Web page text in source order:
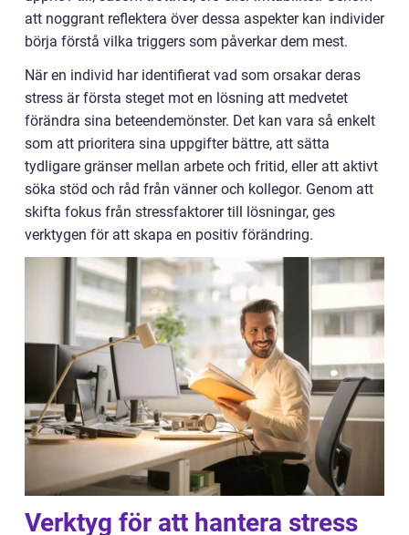
att noggrant reflektera över dessa aspekter kan individer
börja förstå vilka triggers som påverkar dem mest.
När en individ har identifierat vad som orsakar deras
stress är första steget mot en lösning att medvetet
förändra sina beteendemönster. Det kan vara så enkelt
som att prioritera sina uppgifter bättre, att sätta
tydligare gränser mellan arbete och fritid, eller att aktivt
söka stöd och råd från vänner och kollegor. Genom att
skifta fokus från stressfaktorer till lösningar, ges
verktygen för att skapa en positiv förändring.
Verktyg för att hantera stress